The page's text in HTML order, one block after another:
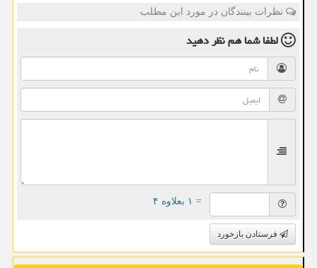
نظرات بینندگان در مورد این مطلب
لطفا شما همنظر دهید
= ۱ بعلاوه ۴
فرستادن بازخورد